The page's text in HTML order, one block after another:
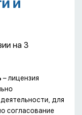
на 3
– лицензия
для
согласование